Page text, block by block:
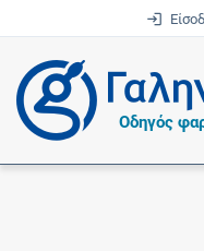
Οδηγός